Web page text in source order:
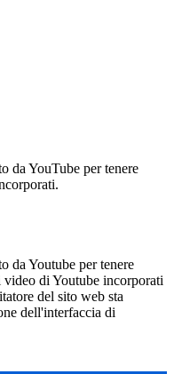
da YouTube per tenere
da Youtube per tenere
video di Youtube incorporati
del sito web sta
dell'interfaccia di